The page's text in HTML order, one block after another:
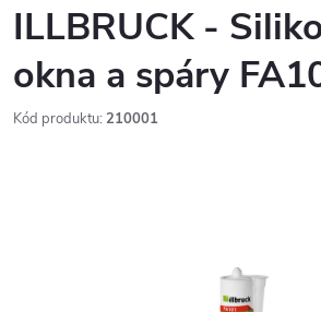
ILLBRUCK -
okna a spáry
Kód produktu: 210001